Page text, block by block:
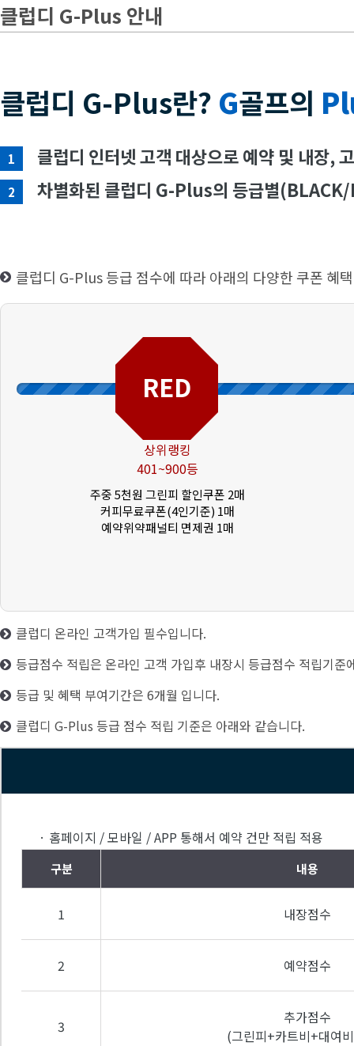
클럽디 G-Plus 안내
클럽디 G-Plus란? G골프의
1 클럽디 인터넷 고객 대상으로 예약 및 내장,
2 차별화된 클럽디 G-Plus의 등급별
클럽디 G-Plus 등급 점수에 따라 아래의 다양한 쿠폰 혜
RED
상위랭킹
401~900등
주중 5천원 그린피 할인쿠폰 2매
커피무료쿠폰(4인기준) 1매
예약위약패널티 면제권 1매
클럽디 온라인 고객가입 필수입니다.
등급점수 적립은 온라인 고객 가입후 내장시 등급점수 적립기
등급 및 혜택 부여기간은 6개월 입니다.
클럽디 G-Plus 등급 점수 적립 기준은 아래와 같습니다.
· 홈페이지 / 모바일 / APP 통해서 예약 건만 적립 적용
구분 내용
1 내장점수
2 예약점수
3
추가점수
(그린피+카트비+대여